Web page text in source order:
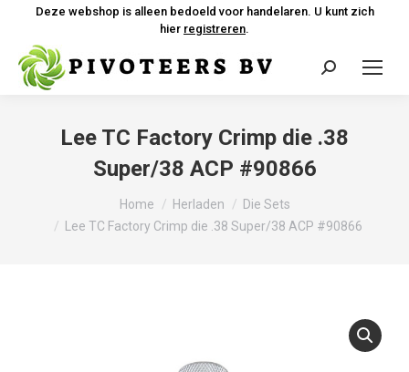
Deze webshop is alleen bedoeld voor handelaren. U kunt zich
hier registreren.
Zoeken:
Lee TC Factory Crimp die .38
Super/38 ACP #90866
Home Herladen
Die Sets
Lee TC Factory Crimp die .38 Super/38 ACP #90866